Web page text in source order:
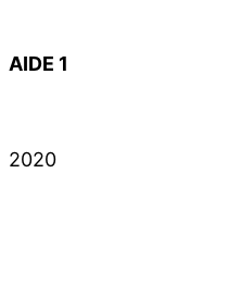
AIDE 1
2020